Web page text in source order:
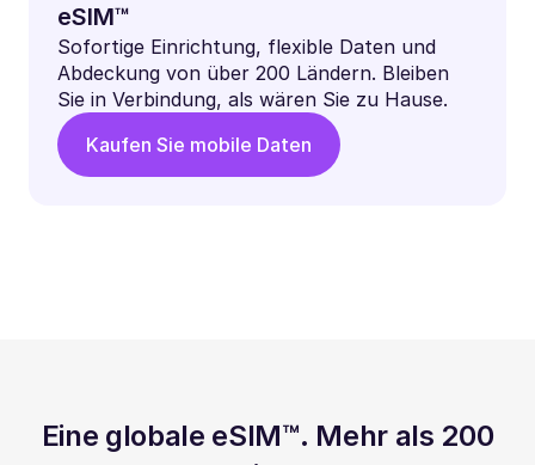
eSIM™
Sofortige Einrichtung, flexible Daten und
Abdeckung von über 200 Ländern. Bleiben
Sie in Verbindung, als wären Sie zu Hause.
Kaufen Sie mobile Daten
Eine globale eSIM™. Mehr als 200